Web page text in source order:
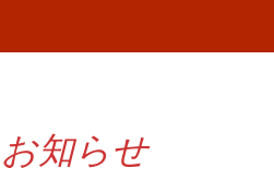
お知らせ